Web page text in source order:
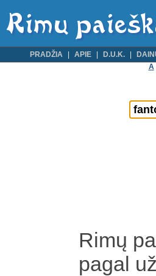
PRADŽIA APIE D.U.K.
A
Rimų
pagal